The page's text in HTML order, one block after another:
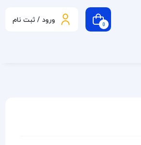
0 ورود / ثبت نام